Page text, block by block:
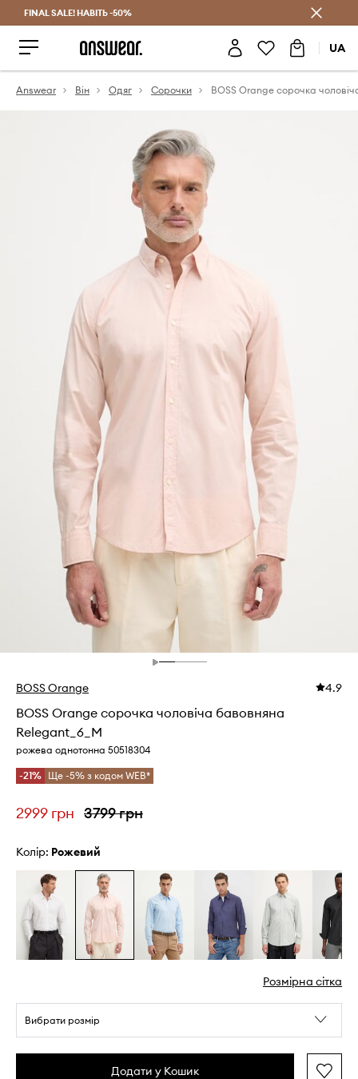
Заощаджуй з Answear Club
FINAL SALE! НАВІТЬ -50%
UA
Answear Він Одяг Сорочки
BOSS Orange 4.9
BOSS Orange сорочка чоловіча бавовняна
Relegant_6_M
рожева однотонна 50518304
-21% Ще -5% з кодом WEB*
2999 грн 3799 грн
Колір: рожевий
Розмірна сітка
Вибрати розмір
Додати у Кошик